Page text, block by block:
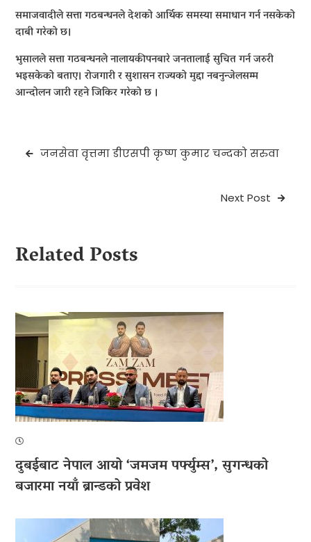
समाजवादीले सत्ता गठबन्धनले देशको आर्थिक समस्या समाधान गर्न नसकेको
दाबी गरेको छ।
भुसालले सत्ता गठबन्धनले नालायकीपनबारे जनतालाई सुचित गर्न जरुरी
भइसकेको बताए। रोजगारी र सुशासन राज्यको मुद्दा नबनुन्जेलसम्म
आन्दोलन जारी रहने जिकिर गरेको छ ।
Postजनसेवा वृत्तमा डीएसपी कृष्ण कुमार चन्दको सरुवा
Next Post
Related Posts
दुबईबाट नेपाल आयो ‘जमजम पर्फ्युम्स’, सुगन्धको
बजारमा नयाँ ब्रान्डको प्रवेश